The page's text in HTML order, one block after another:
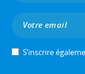
S’inscrire